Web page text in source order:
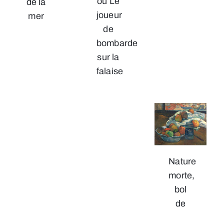
de la
mer
joueur
de
bombarde
sur la
falaise
Nature
morte,
bol
de